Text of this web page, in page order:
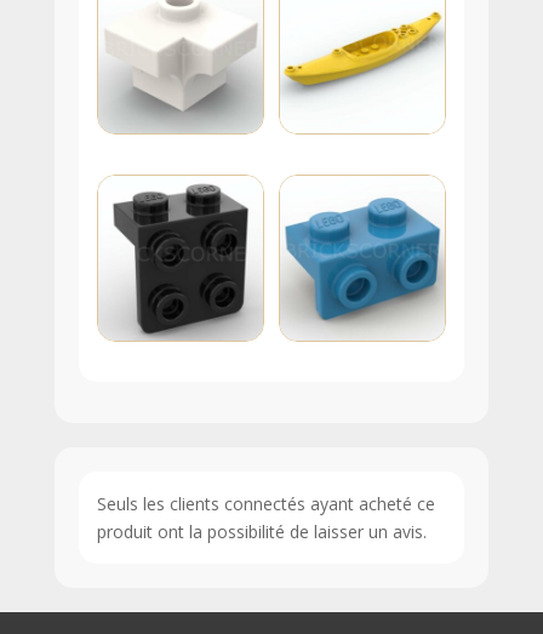
Seuls les clients connectés ayant acheté ce
produit ont la possibilité de laisser un avis.